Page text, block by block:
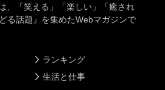
、「笑える」「楽しい」「癒され
る話題』を集めたWebマガジンで
ランキング
生活と仕事